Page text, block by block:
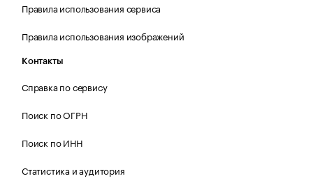
Правила использования сервиса
Правила использования изображений
Контакты
Справка по сервису
Поиск по ОГРН
Поиск по ИНН
Статистика и аудитория